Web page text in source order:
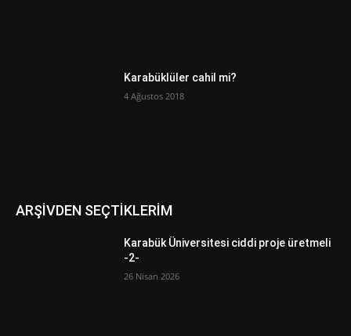
Karabüklüler cahil mi?
4 Ağustos 2018
ARŞİVDEN SEÇTİKLERİM
Karabük Üniversitesi ciddi proje üretmeli
-2-
26 Nisan 2026